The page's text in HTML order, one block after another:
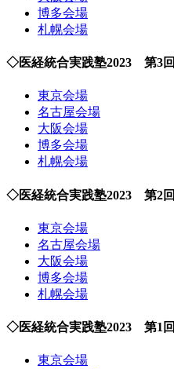
博多会場
札幌会場
◇医経統合実践塾2023 第3回
東京会場
名古屋会場
大阪会場
博多会場
札幌会場
◇医経統合実践塾2023 第2回
東京会場
名古屋会場
大阪会場
博多会場
札幌会場
◇医経統合実践塾2023 第1回
東京会場